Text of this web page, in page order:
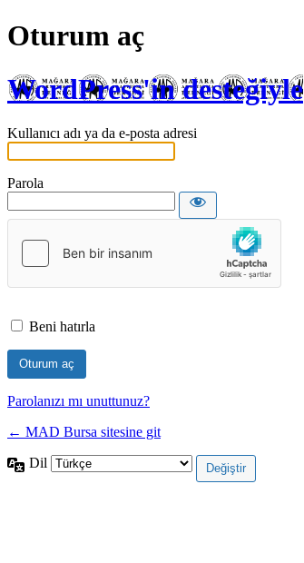
Oturum aç
WordPress'in desteğiyle
Kullanıcı adı ya da e-posta adresi
Parola
Beni hatırla
Parolanızı mı unuttunuz?
← MAD Bursa sitesine git
Dil